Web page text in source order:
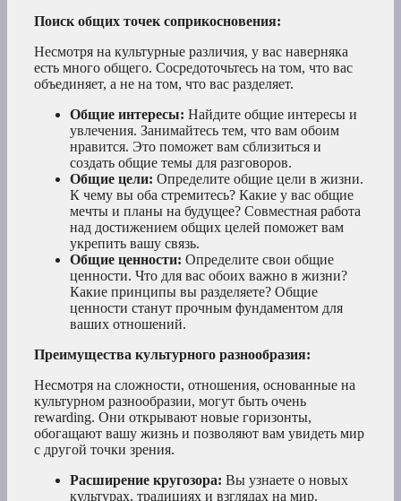
Поиск общих точек соприкосновения:
Несмотря на культурные различия, у вас наверняка
есть много общего. Сосредоточьтесь на том, что вас
объединяет, а не на том, что вас разделяет.
Общие интересы: Найдите общие интересы и
увлечения. Занимайтесь тем, что вам обоим
нравится. Это поможет вам сблизиться и
создать общие темы для разговоров.
Общие цели: Определите общие цели в жизни.
К чему вы оба стремитесь? Какие у вас общие
мечты и планы на будущее? Совместная работа
над достижением общих целей поможет вам
укрепить вашу связь.
Общие ценности: Определите свои общие
ценности. Что для вас обоих важно в жизни?
Какие принципы вы разделяете? Общие
ценности станут прочным фундаментом для
ваших отношений.
Преимущества культурного разнообразия:
Несмотря на сложности, отношения, основанные на
культурном разнообразии, могут быть очень
rewarding. Они открывают новые горизонты,
обогащают вашу жизнь и позволяют вам увидеть мир
с другой точки зрения.
Расширение кругозора: Вы узнаете о новых
культурах, традициях и взглядах на мир.